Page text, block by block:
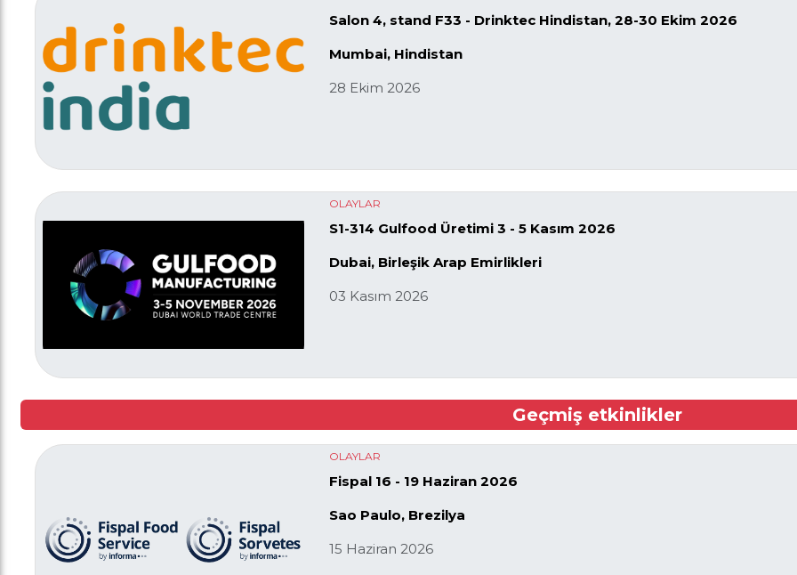
Salon 4, stand F33 - Drinktec Hindistan, 28-30 Ekim 2026
Mumbai, Hindistan
28 Ekim 2026
OLAYLAR
S1-314 Gulfood Üretimi 3 - 5 Kasım 2026
Dubai, Birleşik Arap Emirlikleri
03 Kasım 2026
Geçmiş etkinlikler
OLAYLAR
Fispal 16 - 19 Haziran 2026
Sao Paulo, Brezilya
15 Haziran 2026